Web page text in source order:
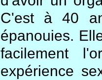
C'est à 40
épanouies.
facilement
expérience